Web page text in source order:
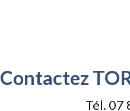
Contactez
Tél. 07